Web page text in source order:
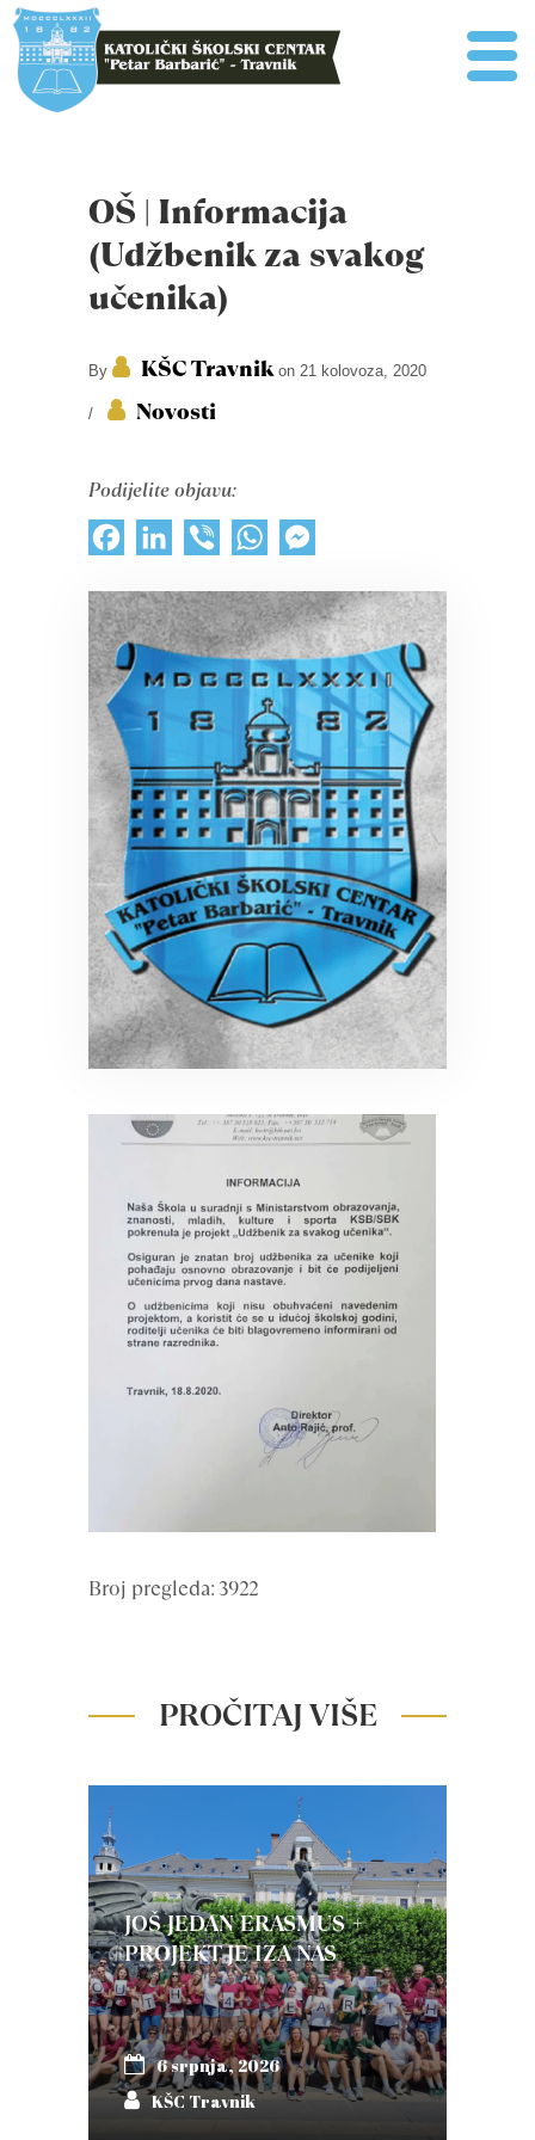
OŠ | Informacija
(Udžbenik za svakog
učenika)
By KŠC Travnikon 21 kolovoza, 2020
/ Novosti
Podijelite objavu:
FacebookLinkedInViber WhatsApp
Broj pregleda: 3922
PROČITAJ VIŠE
JOŠ JEDAN ERASMUS +
PROJEKT JE IZA NAS
6 srpnja, 2026
KŠC Travnik